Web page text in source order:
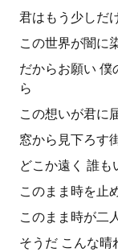
君はもう少しだ
この世界が闇に
だからお願い 僕
ら
この想いが君に
窓から見下ろす
どこか遠く 誰も
このまま時を止
このまま時が二
そうだ こんな晴